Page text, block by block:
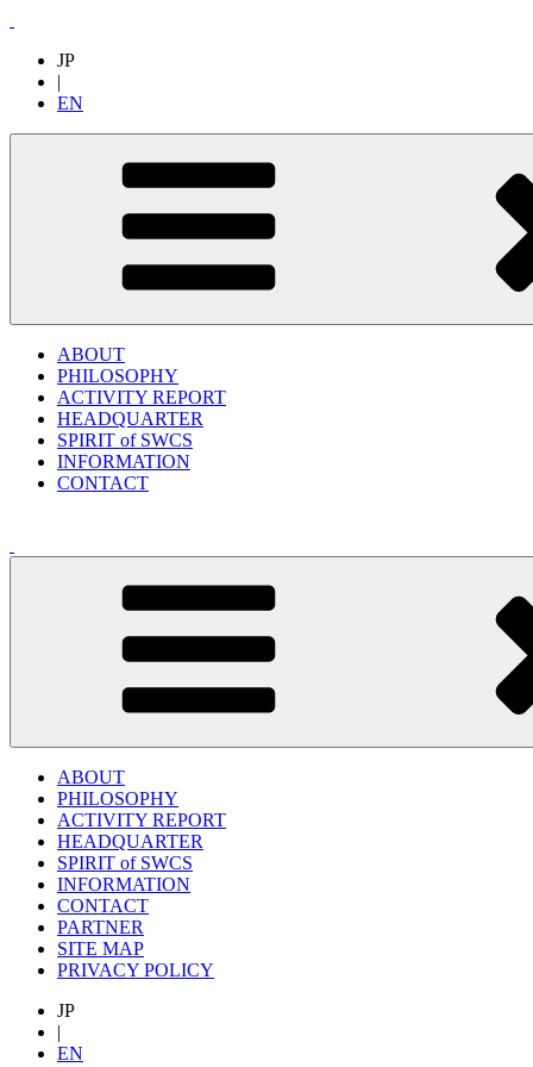
JP
|
EN
ABOUT
PHILOSOPHY
ACTIVITY REPORT
HEADQUARTER
SPIRIT of SWCS
INFORMATION
CONTACT
ABOUT
PHILOSOPHY
ACTIVITY REPORT
HEADQUARTER
SPIRIT of SWCS
INFORMATION
CONTACT
PARTNER
SITE MAP
PRIVACY POLICY
JP
|
EN